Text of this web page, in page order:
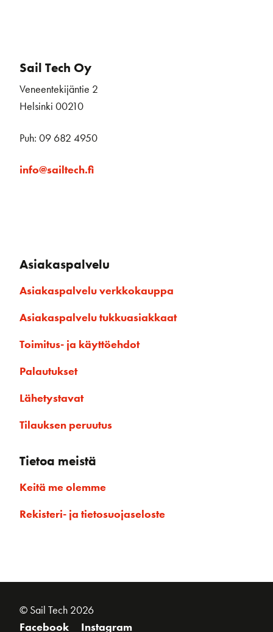
Sail Tech Oy
Veneentekijäntie 2
Helsinki 00210
Puh: 09 682 4950
info@sailtech.fi
Asiakaspalvelu
Asiakaspalvelu verkkokauppa
Asiakaspalvelu tukkuasiakkaat
Toimitus- ja käyttöehdot
Palautukset
Lähetystavat
Tilauksen peruutus
Tietoa meistä
Keitä me olemme
Rekisteri- ja tietosuojaseloste
© Sail Tech 2026
Facebook
Instagram